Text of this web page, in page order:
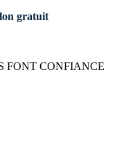
gratuit
FONT CONFIANCE